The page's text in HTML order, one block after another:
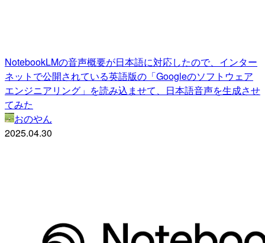
NotebookLMの音声概要が日本語に対応したので、インター
ネットで公開されている英語版の「Googleのソフトウェア
エンジニアリング」を読み込ませて、日本語音声を生成させ
てみた
おのやん
2025.04.30